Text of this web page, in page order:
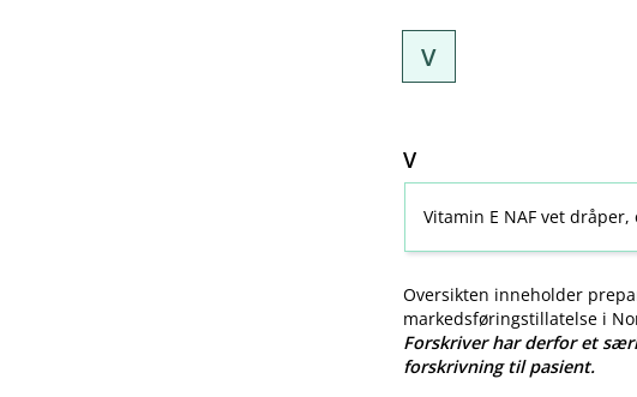
V
V
Vitamin E NAF vet
Oversikten inneholder
markedsføringstillatelse i
Forskriver har derfor et
forskrivning til pasient.